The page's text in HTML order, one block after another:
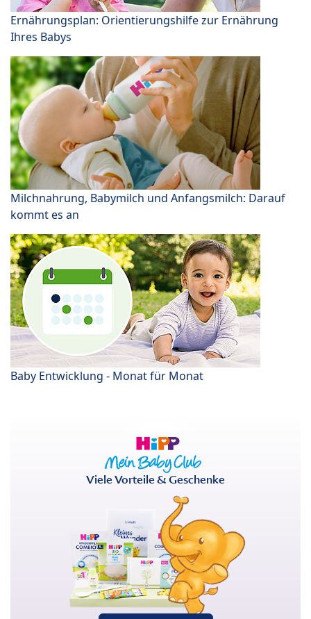
Ernährungsplan: Orientierungshilfe zur Ernährung
Ihres Babys
Milchnahrung, Babymilch und Anfangsmilch: Darauf
kommt es an
Baby Entwicklung - Monat für Monat
Viele Vorteile & Geschenke